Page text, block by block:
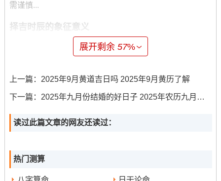
需谨慎...
择吉时辰的象征意义
吉日需配吉时不同时辰蕴含特别能量:
前景光明？这会儿施工能驱散残余晦气，迎接新生机！
完成拆房？!此时段作业可借太阳之力化解施工阻力！
展开剩余57%
上一篇： 2025年9月黄道吉日吗 2025年9月黄历了解
下一篇： 2025年九月份结婚的好日子 2025年农历九月份结婚最好的日子
读过此篇文章的网友还读过：
热门测算